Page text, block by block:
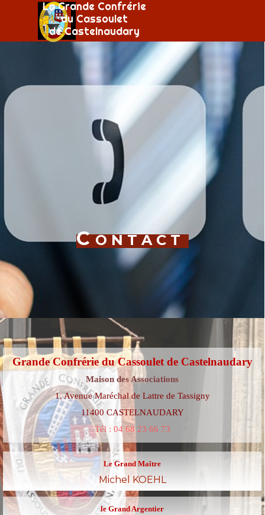
Aller au contenuSauter le menu
La Grande Confrérie
du Cassoulet
de Castelnaudary
CO N T A C T
Grande Confrérie du Cassoulet de Castelnaudary
Maison des Associations
1, Avenue Maréchal de Lattre de Tassigny
11400 CASTELNAUDARY
Tél : 04 68 23 66 73
Le Grand Maître
Michel KOEHL
le Grand Argentier